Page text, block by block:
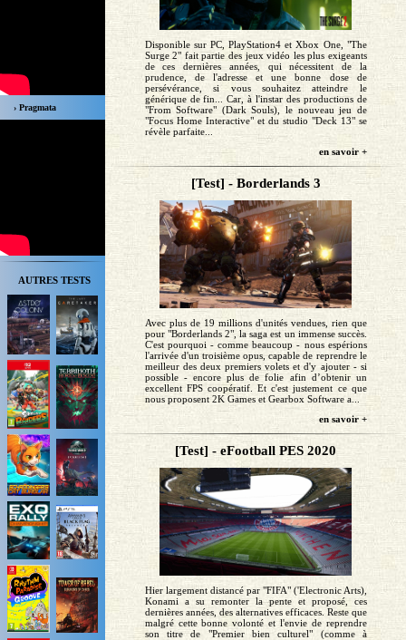
› Pragmata
AUTRES TESTS
Disponible sur PC, PlayStation4 et Xbox One, "The
Surge 2" fait partie des jeux vidéo les plus exigeants
de ces dernières années, qui nécessitent de la
prudence, de l'adresse et une bonne dose de
persévérance, si vous souhaitez atteindre le
générique de fin... Car, à l'instar des productions de
"From Software" (Dark Souls), le nouveau jeu de
"Focus Home Interactive" et du studio "Deck 13" se
révèle parfaite...
en savoir +
[Test] - Borderlands 3
Avec plus de 19 millions d'unités vendues, rien que
pour "Borderlands 2", la saga est un immense succès.
C'est pourquoi - comme beaucoup - nous espérions
l'arrivée d'un troisième opus, capable de reprendre le
meilleur des deux premiers volets et d'y ajouter - si
possible - encore plus de folie afin d’obtenir un
excellent FPS coopératif. Et c'est justement ce que
nous proposent 2K Games et Gearbox Software a...
en savoir +
[Test] - eFootball PES 2020
Hier largement distancé par "FIFA" ('Electronic Arts),
Konami a su remonter la pente et proposé, ces
dernières années, des alternatives efficaces. Reste que
malgré cette bonne volonté et l'envie de reprendre
son titre de "Premier bien culturel" (comme à